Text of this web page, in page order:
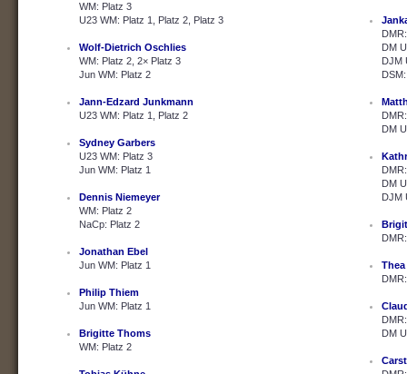
WM: Platz 3
U23 WM: Platz 1, Platz 2, Platz 3
Wolf-Dietrich Oschlies
WM: Platz 2, 2× Platz 3
Jun WM: Platz 2
Jann-Edzard Junkmann
U23 WM: Platz 1, Platz 2
Sydney Garbers
U23 WM: Platz 3
Jun WM: Platz 1
Dennis Niemeyer
WM: Platz 2
NaCp: Platz 2
Jonathan Ebel
Jun WM: Platz 1
Philip Thiem
Jun WM: Platz 1
Brigitte Thoms
WM: Platz 2
DM
DJM
DM
DM
DJM
DM